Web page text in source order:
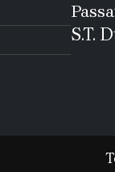
S.T.